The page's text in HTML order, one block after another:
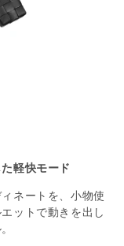
軽快モード
ネートを、小物使
ットで動きを出し